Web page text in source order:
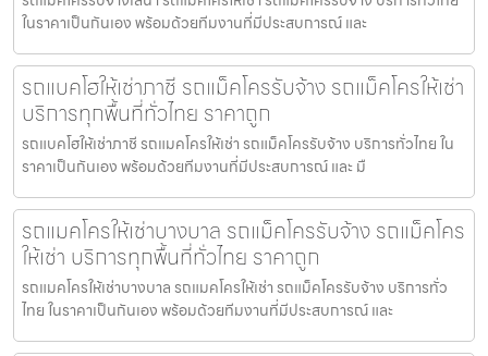
ในราคาเป็นกันเอง พร้อมด้วยทีมงานที่มีประสบการณ์ และ
รถแบคโฮให้เช่าภาชี รถแม็คโครรับจ้าง รถแม็คโครให้เช่า
บริการทุกพื้นที่ทั่วไทย ราคาถูก
รถแบคโฮให้เช่าภาชี รถแมคโครให้เช่า รถแม็คโครรับจ้าง บริการทั่วไทย ใน
ราคาเป็นกันเอง พร้อมด้วยทีมงานที่มีประสบการณ์ และ มื
รถแมคโครให้เช่าบางบาล รถแม็คโครรับจ้าง รถแม็คโคร
ให้เช่า บริการทุกพื้นที่ทั่วไทย ราคาถูก
รถแมคโครให้เช่าบางบาล รถแมคโครให้เช่า รถแม็คโครรับจ้าง บริการทั่ว
ไทย ในราคาเป็นกันเอง พร้อมด้วยทีมงานที่มีประสบการณ์ และ